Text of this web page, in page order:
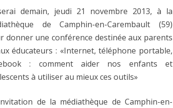
demain, jeudi 21 novembre 2013, à la
de Camphin-en-Carembault (59)
donner une conférence destinée aux parents
éducateurs : «Internet, téléphone portable,
: comment aider nos enfants et
à utiliser au mieux ces outils»
de la médiathèque de Camphin-en-